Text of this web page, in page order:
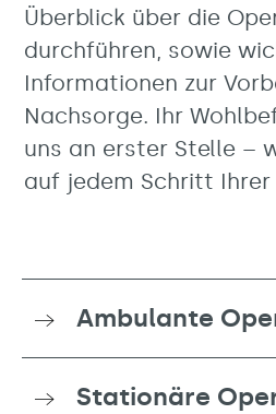
Überblick über die
durchführen, sowie
Informationen zur
Nachsorge. Ihr
uns an erster Stelle –
auf jedem Schritt Ihrer
Ambulante
Stationäre